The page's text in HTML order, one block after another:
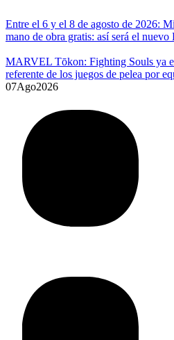
Entre el 6 y el 8 de agosto de 2026:
mano de obra gratis: así será el
MARVEL Tōkon: Fighting Souls ya
referente de los juegos de pelea por
07Ago2026